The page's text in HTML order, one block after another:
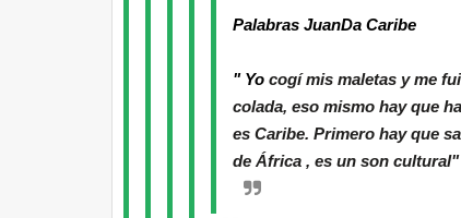
Palabras JuanDa Caribe
" Yo cogí mis maletas y me
colada, eso mismo hay que
es Caribe. Primero hay que
de África , es un son cultural"